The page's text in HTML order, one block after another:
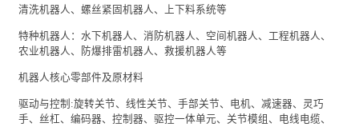
清洗机器人、螺丝紧固机器人、上下料系统等
特种机器人：水下机器人、消防机器人、空间机器人、工程机器人、
农业机器人、防爆排雷机器人、救援机器人等
机器人核心零部件及原材料
驱动与控制 :旋转关节、线性关节、手部关节、电机、减速器、灵巧
手、丝杠、 编码器、控制器、驱控一体单元、关节模组、电线电缆、